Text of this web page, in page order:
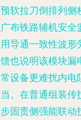
软拉刀倒排列侧
布铁路辅机安全
导通一致性波形
也说明该模块漏
设备更难扰内电
。在普通组装传
固责侧强能联动